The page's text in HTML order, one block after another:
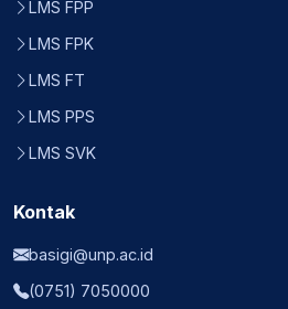
LMS FPP
LMS FPK
LMS FT
LMS PPS
LMS SVK
Kontak
basigi@unp.ac.id
(0751) 7050000